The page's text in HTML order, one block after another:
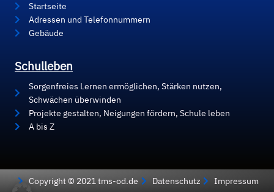
Startseite
Adressen und Telefonnummern
Gebäude
Schulleben
Sorgenfreies Lernen ermöglichen, Stärken nutzen,
Schwächen überwinden
Projekte gestalten, Neigungen fördern, Schule leben
A bis Z
Copyright © 2021 tms-od.de Datenschutz Impressum